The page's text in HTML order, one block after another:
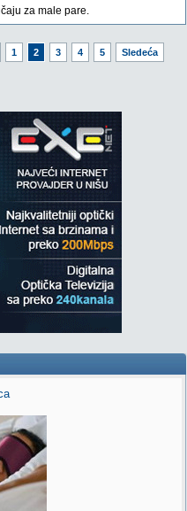
za male pare.
1 2 3 4 5
Sledeća